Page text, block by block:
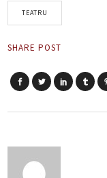
TEATRU
SHARE POST